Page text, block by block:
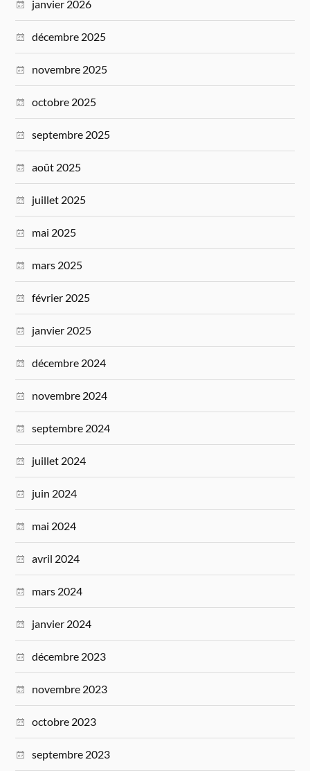
janvier 2026
décembre 2025
novembre 2025
octobre 2025
septembre 2025
août 2025
juillet 2025
mai 2025
mars 2025
février 2025
janvier 2025
décembre 2024
novembre 2024
septembre 2024
juillet 2024
juin 2024
mai 2024
avril 2024
mars 2024
janvier 2024
décembre 2023
novembre 2023
octobre 2023
septembre 2023